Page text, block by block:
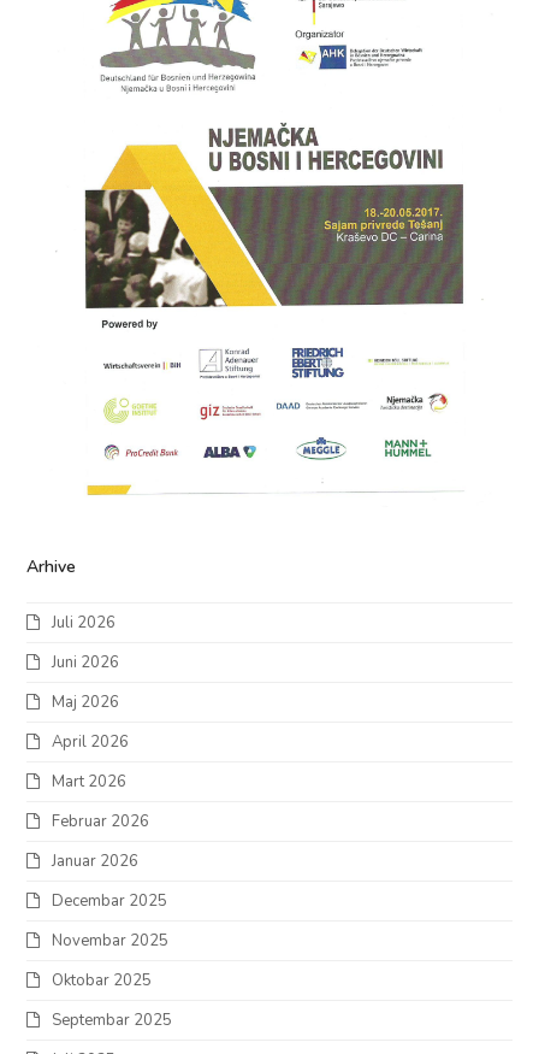
Arhive
Juli 2026
Juni 2026
Maj 2026
April 2026
Mart 2026
Februar 2026
Januar 2026
Decembar 2025
Novembar 2025
Oktobar 2025
Septembar 2025